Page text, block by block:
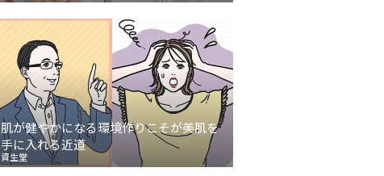
肌が健やかになる環境作りこそが美肌を
手に入れる近道
資生堂